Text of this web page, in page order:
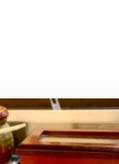
北沢店でトマトベー